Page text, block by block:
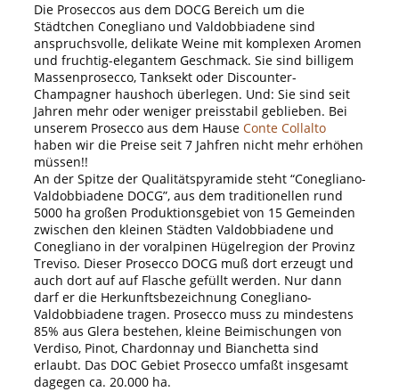
Die Proseccos aus dem DOCG Bereich um die
Städtchen Conegliano und Valdobbiadene sind
anspruchsvolle, delikate Weine mit komplexen Aromen
und fruchtig-elegantem Geschmack. Sie sind billigem
Massenprosecco, Tanksekt oder Discounter-
Champagner haushoch überlegen. Und: Sie sind seit
Jahren mehr oder weniger preisstabil geblieben. Bei
unserem Prosecco aus dem Hause Conte Collalto
haben wir die Preise seit 7 Jahfren nicht mehr erhöhen
müssen!!
An der Spitze der Qualitätspyramide steht “Conegliano-
Valdobbiadene DOCG”, aus dem traditionellen rund
5000 ha großen Produktionsgebiet von 15 Gemeinden
zwischen den kleinen Städten Valdobbiadene und
Conegliano in der voralpinen Hügelregion der Provinz
Treviso. Dieser Prosecco DOCG muß dort erzeugt und
auch dort auf auf Flasche gefüllt werden. Nur dann
darf er die Herkunftsbezeichnung Conegliano-
Valdobbiadene tragen. Prosecco muss zu mindestens
85% aus Glera bestehen, kleine Beimischungen von
Verdiso, Pinot, Chardonnay und Bianchetta sind
erlaubt. Das DOC Gebiet Prosecco umfaßt insgesamt
dagegen ca. 20.000 ha.